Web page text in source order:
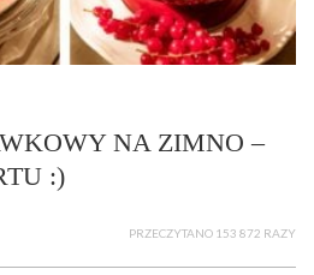
NA ZIMNO –
:)
PRZECZYTANO 153 872 RAZY